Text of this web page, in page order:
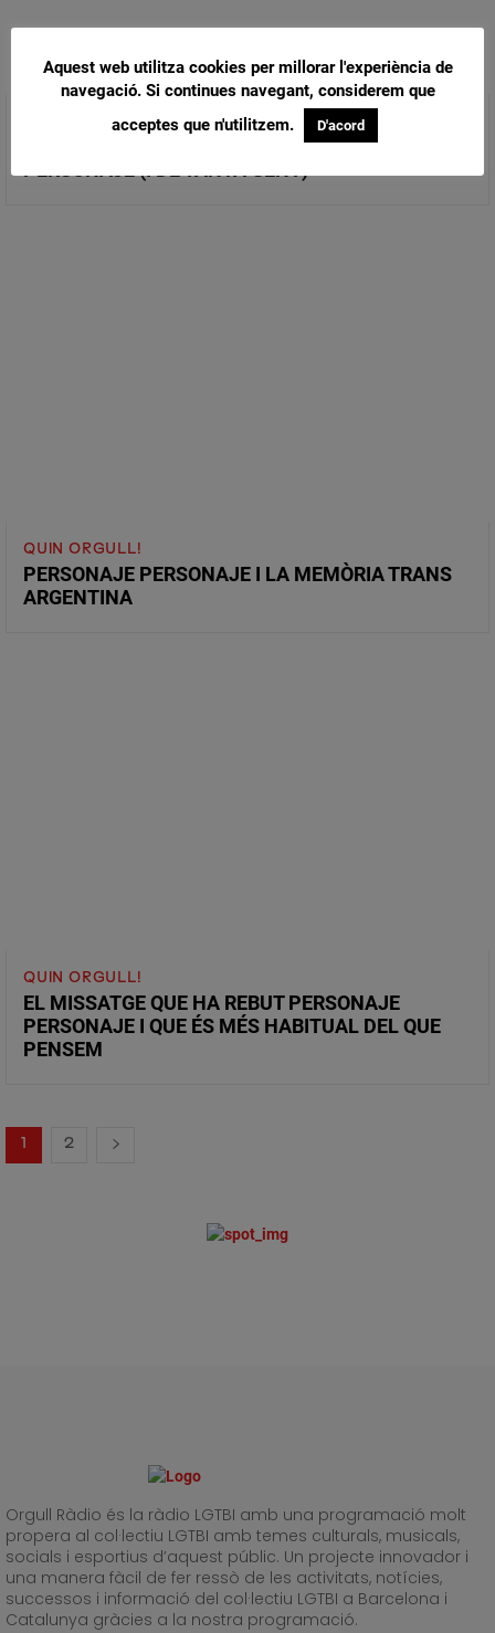
QUIN ORGULL!
LA SOLEDAT EN PANDÈMIA DE PERSONAJE
QUIN ORGULL!
PERSONAJE PERSONAJE I LA MEMÒRIA TRANS
ARGENTINA
QUIN ORGULL!
EL MISSATGE QUE HA REBUT PERSONAJE
PERSONAJE I QUE ÉS MÉS HABITUAL DEL QUE
PENSEM
2
Orgull Ràdio és la ràdio LGTBI amb una programació molt
propera al col·lectiu LGTBI amb temes culturals, musicals,
socials i esportius d’aquest públic. Un projecte innovador i
una manera fàcil de fer ressò de les activitats, notícies,
successos i informació del col·lectiu LGTBI a Barcelona i
Catalunya gràcies a la nostra programació.
Aquest web utilitza cookies per millorar l'experiència de
navegació. Si continues navegant, considerem que
acceptes que n'utilitzem.
D'acord